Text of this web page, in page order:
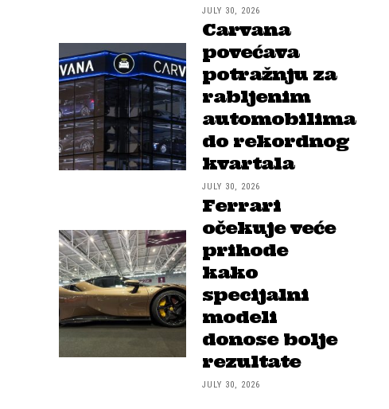
JULY 30, 2026
Carvana
povećava
potražnju za
rabljenim
automobilima
do rekordnog
kvartala
JULY 30, 2026
Ferrari
očekuje veće
prihode
kako
specijalni
modeli
donose bolje
rezultate
JULY 30, 2026